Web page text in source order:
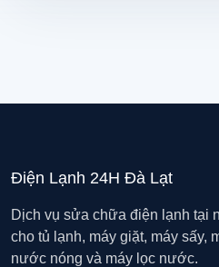
Điện Lạnh 24H Đà Lạt
Dịch vụ sửa chữa điện lạnh tại
cho tủ lạnh, máy giặt, máy sấy,
nước nóng và máy lọc nước.